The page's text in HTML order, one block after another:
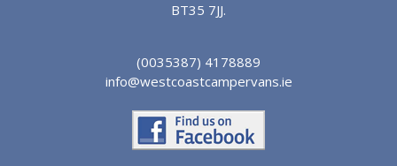
BT35 7JJ.
(0035387) 4178889
info@westcoastcampervans.ie